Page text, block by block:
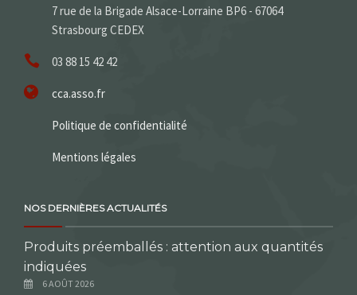
7 rue de la Brigade Alsace-Lorraine BP6 - 67064
Strasbourg CEDEX
03 88 15 42 42
cca.asso.fr
Politique de confidentialité
Mentions légales
NOS DERNIÈRES ACTUALITÉS
Produits préemballés : attention aux quantités
indiquées
6 AOÛT 2026